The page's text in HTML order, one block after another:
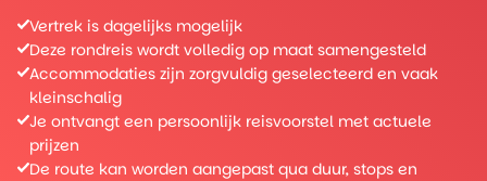
Vertrek is dagelijks mogelijk
Deze rondreis wordt volledig op maat samengesteld
Accommodaties zijn zorgvuldig geselecteerd en vaak
kleinschalig
Je ontvangt een persoonlijk reisvoorstel met actuele
prijzen
De route kan worden aangepast qua duur, stops en